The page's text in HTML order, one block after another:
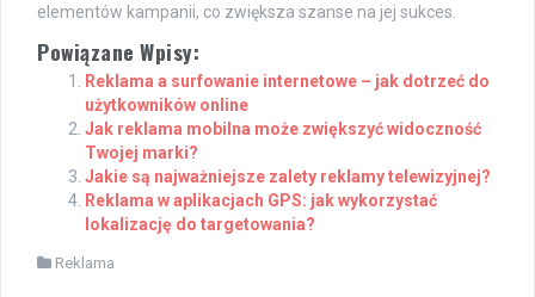
elementów kampanii, co zwiększa szanse na jej sukces.
Powiązane Wpisy:
Reklama a surfowanie internetowe – jak dotrzeć do
użytkowników online
Jak reklama mobilna może zwiększyć widoczność
Twojej marki?
Jakie są najważniejsze zalety reklamy telewizyjnej?
Reklama w aplikacjach GPS: jak wykorzystać
lokalizację do targetowania?
Reklama